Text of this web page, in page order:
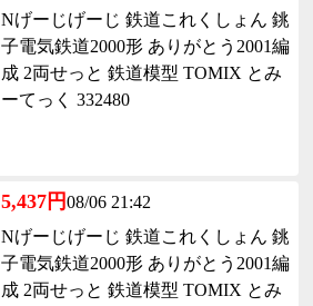
Nげーじげーじ 鉄道これくしょん 銚
子電気鉄道2000形 ありがとう2001編
成 2両せっと 鉄道模型 TOMIX とみ
ーてっく 332480
5,437円08/06 21:42
Nげーじげーじ 鉄道これくしょん 銚
子電気鉄道2000形 ありがとう2001編
成 2両せっと 鉄道模型 TOMIX とみ